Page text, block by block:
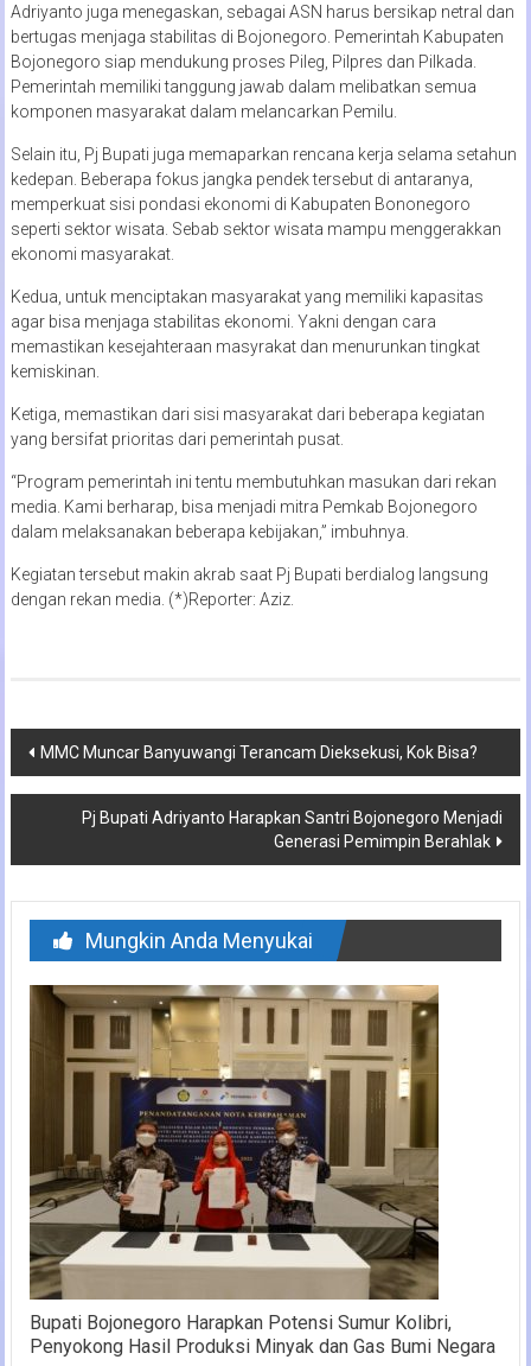
Adriyanto juga menegaskan, sebagai ASN harus bersikap netral dan
bertugas menjaga stabilitas di Bojonegoro. Pemerintah Kabupaten
Bojonegoro siap mendukung proses Pileg, Pilpres dan Pilkada.
Pemerintah memiliki tanggung jawab dalam melibatkan semua
komponen masyarakat dalam melancarkan Pemilu.
Selain itu, Pj Bupati juga memaparkan rencana kerja selama setahun
kedepan. Beberapa fokus jangka pendek tersebut di antaranya,
memperkuat sisi pondasi ekonomi di Kabupaten Bononegoro
seperti sektor wisata. Sebab sektor wisata mampu menggerakkan
ekonomi masyarakat.
Kedua, untuk menciptakan masyarakat yang memiliki kapasitas
agar bisa menjaga stabilitas ekonomi. Yakni dengan cara
memastikan kesejahteraan masyrakat dan menurunkan tingkat
kemiskinan.
Ketiga, memastikan dari sisi masyarakat dari beberapa kegiatan
yang bersifat prioritas dari pemerintah pusat.
“Program pemerintah ini tentu membutuhkan masukan dari rekan
media. Kami berharap, bisa menjadi mitra Pemkab Bojonegoro
dalam melaksanakan beberapa kebijakan,” imbuhnya.
Kegiatan tersebut makin akrab saat Pj Bupati berdialog langsung
dengan rekan media. (*)Reporter: Aziz.
Navigasi
pos
MMC Muncar Banyuwangi Terancam Dieksekusi, Kok Bisa?
Pj Bupati Adriyanto Harapkan Santri Bojonegoro Menjadi
Generasi Pemimpin Berahlak
Mungkin Anda Menyukai
Bupati Bojonegoro Harapkan Potensi Sumur Kolibri,
Penyokong Hasil Produksi Minyak dan Gas Bumi Negara